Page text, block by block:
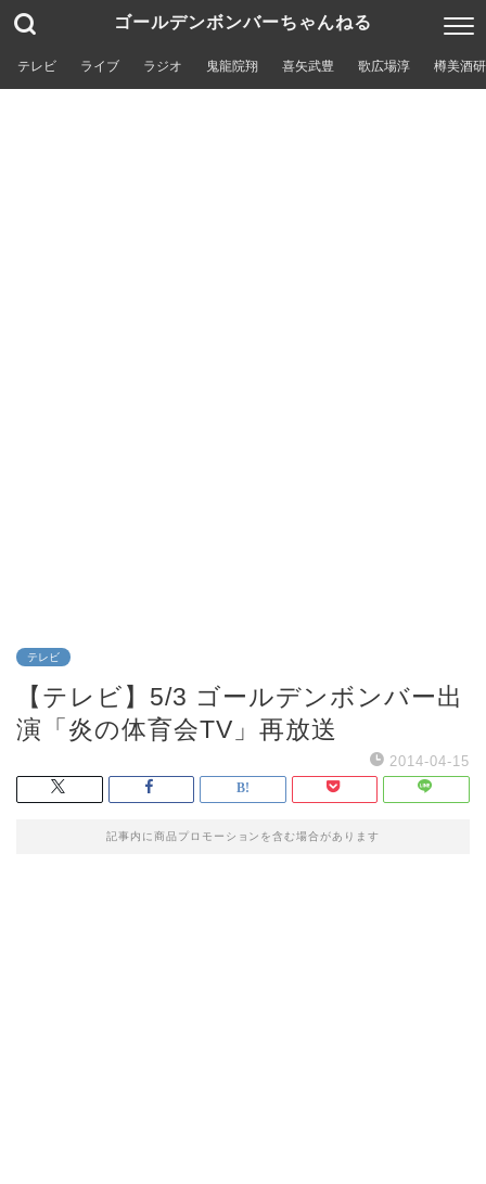
ゴールデンボンバーちゃんねる
テレビ ライブ ラジオ 鬼龍院翔 喜矢武豊 歌広場淳 樽美酒
テレビ
【テレビ】5/3 ゴールデンボンバー出
演「炎の体育会TV」再放送
2014-04-15
記事内に商品プロモーションを含む場合があります